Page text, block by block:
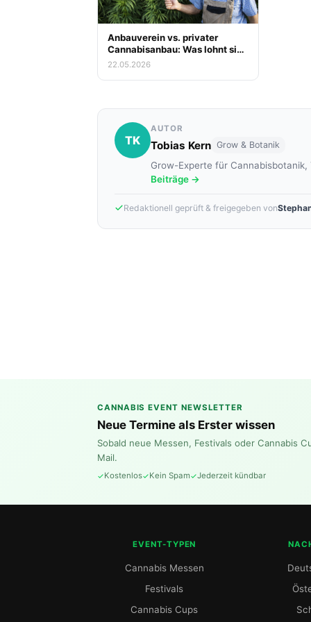
Anbauverein vs. privater
Cannabisanbau: Was lohnt sich
wirklich?
22.05.2026
TK
AUTOR
Tobias Kern Grow & Botanik
Grow-Experte für
Beiträge →
Redaktionell geprüft & freigegeben von
CANNABIS EVENT NEWSLETTER
Neue Termine als Erster wissen
Sobald neue Messen, Festivals oder Cannabis
Mail.
Kostenlos Kein Spam Jederzeit kündbar
EVENT-TYPEN
Cannabis Messen
Festivals
Cannabis Cups